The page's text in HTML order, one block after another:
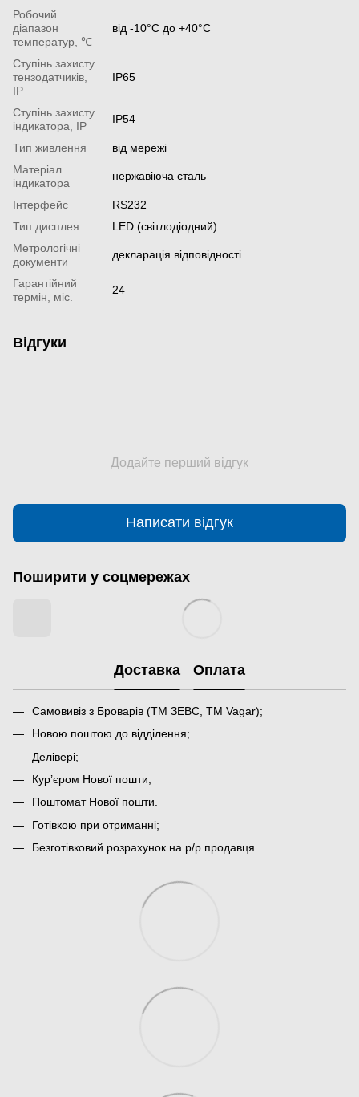
Робочий
діапазон
температур, ℃
від -10°С до +40°С
Ступінь захисту
тензодатчиків,
IP
IP65
Ступінь захисту
індикатора, IP
IP54
Тип живлення
від мережі
Матеріал
індикатора
нержавіюча сталь
Інтерфейс
RS232
Тип дисплея
LED (світлодіодний)
Метрологічні
документи
декларація відповідності
Гарантійний
термін, міс.
24
Відгуки
Додайте перший відгук
Написати відгук
Поширити у соцмережах
Доставка Оплата
Самовивіз з Броварів (ТМ ЗЕВС, ТМ Vagar);
Новою поштою до відділення;
Делівері;
Кур’єром Нової пошти;
Поштомат Нової пошти.
Готівкою при отриманні;
Безготівковий розрахунок на р/р продавця.